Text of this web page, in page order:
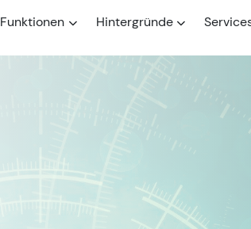
Funktionen Hintergründe